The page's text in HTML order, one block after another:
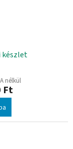
készlet
nélkül
Ft